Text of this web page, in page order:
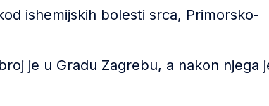
ishemijskih bolesti srca, Primorsko-
je u Gradu Zagrebu, a nakon njega